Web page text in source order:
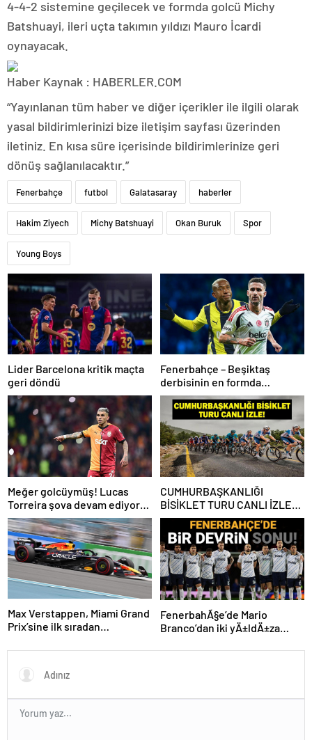
4-4-2 sistemine geçilecek ve formda golcü Michy
Batshuayi, ileri uçta takımın yıldızı Mauro İcardi
oynayacak.
Haber Kaynak : HABERLER.COM
“Yayınlanan tüm haber ve diğer içerikler ile ilgili olarak
yasal bildirimlerinizi bize iletişim sayfası üzerinden
iletiniz. En kısa süre içerisinde bildirimlerinize geri
dönüş sağlanılacaktır.”
Fenerbahçe futbol Galatasaray haberler
Hakim Ziyech Michy Batshuayi Okan Buruk Spor
Young Boys
Lider Barcelona kritik maçta
geri döndü
Fenerbahçe – Beşiktaş
derbisinin en formda
ayakları: Anderson Talisca ve
Rafa Silva
Meğer golcüymüş! Lucas
Torreira şova devam ediyor…
CUMHURBAŞKANLIĞI
BİSİKLET TURU CANLI İZLE:
Cumhurbaşkanlığı Bisiklet
Yarışı Hangi Kanalda? İşte
İzmir Bisiklet Yarışı Bilgileri…
Max Verstappen, Miami Grand
Prix’sine ilk sıradan
FenerbahÃ§e’de Mario
Branco’dan iki yÄ±ldÄ±za
sezon yoksunuz”